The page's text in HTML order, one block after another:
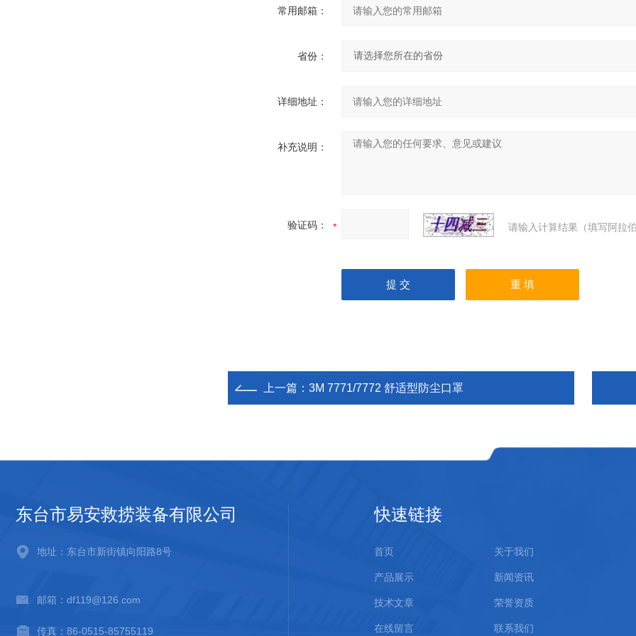
常用邮箱：
省份：
详细地址：
补充说明：
验证码： 请输入计算结果（填写阿拉
上一篇： 3M 7771/7772 舒适型防尘口罩
东台市易安救捞装备有限公司
地址：东台市新街镇向阳路8号
邮箱：df119@126.com
传真：86-0515-85755119
快速链接
首页 关于我们
产品展示 新闻资讯
技术文章 荣誉资质
在线留言 联系我们